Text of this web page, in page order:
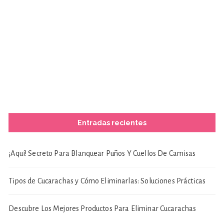
Entradas recientes
¡Aquí! Secreto Para Blanquear Puños Y Cuellos De Camisas
Tipos de Cucarachas y Cómo Eliminarlas: Soluciones Prácticas
Descubre Los Mejores Productos Para Eliminar Cucarachas